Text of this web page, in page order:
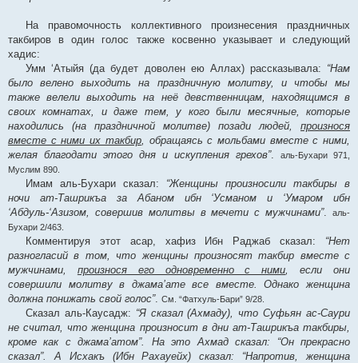
На правомочность коллективного произнесения праздничных
такбиров в один голос также косвенно указывает и следующий
хадис:
Умм ‘Атыйя (да будет доволен ею Аллах) рассказывала: “Нам
было велено выходить на праздничную молитву, и чтобы мы
также велели выходить на неё девственницам, находящимся в
своих комнатах, и даже тем, у кого были месячные, которые
находились (на праздничной молитве) позади людей, произнося
вместе с ними их такбир, обращаясь с мольбами вместе с ними,
желая благодати этого дня и искупления грехов”.
аль-Бухари 971,
Муслим 890.
Имам аль-Бухари сказал: “Женщины произносили такбиры в
ночи ат-Ташрикъа за Абаном ибн ‘Усманом и ‘Умаром ибн
‘Абдуль-‘Азизом, совершив молитвы в мечети с мужчинами”.аль-
Бухари 2/463.
Комментируя этот асар, хафиз Ибн Раджаб сказал: “Нет
разногласий в том, что женщины произносят такбир вместе с
мужчинами, произнося его одновременно с ними , если они
совершили молитву в джама’ате все вместе. Однако женщина
должна понижать свой голос”. См. “Фатхуль-Бари” 9/28.
Сказал аль-Каусадж: “Я сказал (Ахмаду), что Суфьян ас-Саури
не считал, что женщина произносит в дни ат-Ташрикъа такбиры,
кроме как с джама’атом”. На это Ахмад сказал: “Он прекрасно
сказал”. А Исхакъ (Ибн Рахауейх) сказал: “Напротив, женщина